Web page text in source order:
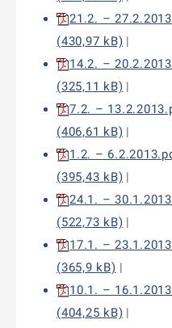
21.2. –
(430,97 kB) |
14.2. –
(325,11 kB) |
7.2. –
(406,61 kB) |
1.2. –
(395,43 kB) |
24.1. –
(522,73 kB) |
17.1. –
(365,9 kB) |
10.1. –
(404,25 kB) |